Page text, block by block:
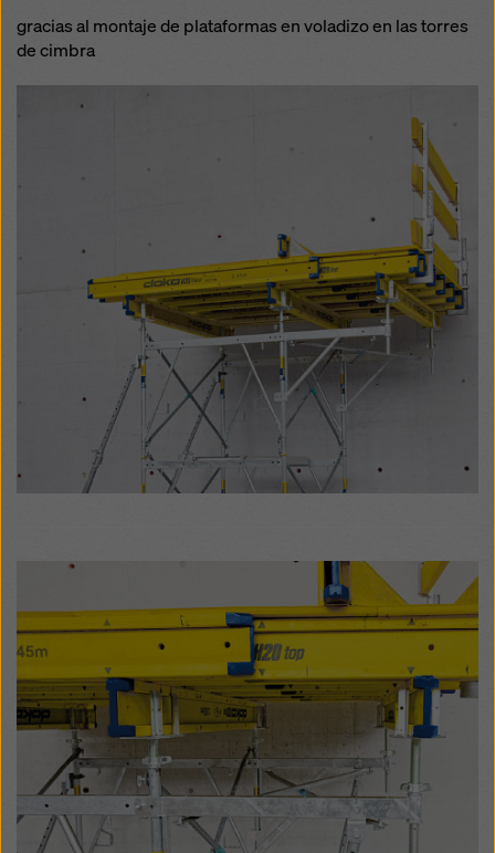
gracias al montaje de plataformas en voladizo en las torres
de cimbra